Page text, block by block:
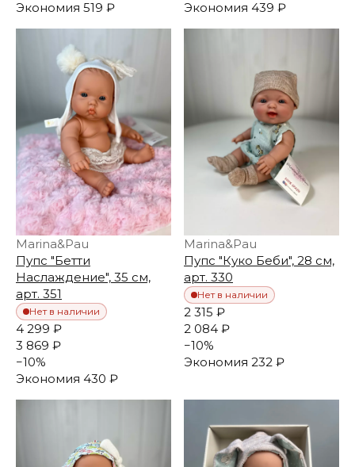
Экономия 519 ₽
Экономия 439 ₽
Marina&Pau
Пупс "Бетти
Наслаждение", 35 см,
арт. 351
Нет в наличии
4 299 ₽
3 869 ₽
−10%
Экономия 430 ₽
Marina&Pau
Пупс "Куко Беби", 28 см,
арт. 330
Нет в наличии
2 315 ₽
2 084 ₽
−10%
Экономия 232 ₽